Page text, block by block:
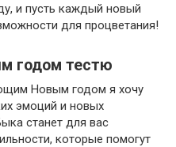
и пусть каждый новый
для процветания!
годом тестю
Новым годом я хочу
эмоций и новых
станет для вас
которые помогут